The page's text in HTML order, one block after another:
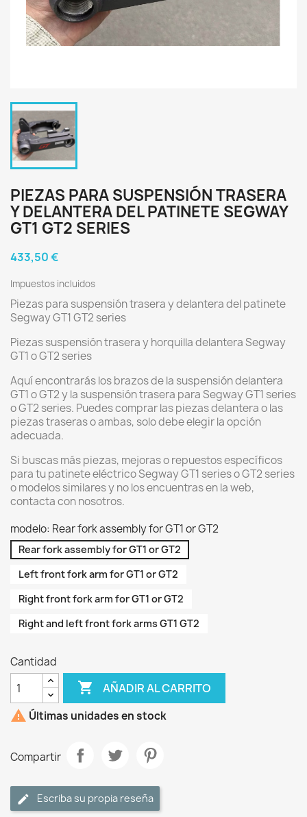
PIEZAS PARA SUSPENSIÓN TRASERA
Y DELANTERA DEL PATINETE SEGWAY
GT1 GT2 SERIES
433,50 €
Impuestos incluidos
Piezas para suspensión trasera y delantera del patinete
Segway GT1 GT2 series
Piezas suspensión trasera y horquilla delantera Segway
GT1 o GT2 series
Aquí encontrarás los brazos de la suspensión delantera
GT1 o GT2 y la suspensión trasera para Segway GT1 series
o GT2 series. Puedes comprar las piezas delantera o las
piezas traseras o ambas, solo debe elegir la opción
adecuada.
Si buscas más piezas, mejoras o repuestos específicos
para tu patinete eléctrico Segway GT1 series o GT2 series
o modelos similares y no los encuentras en la web,
contacta con nosotros.
modelo: Rear fork assembly for GT1 or GT2
Rear fork assembly for GT1 or GT2
Left front fork arm for GT1 or GT2
Right front fork arm for GT1 or GT2
Right and left front fork arms GT1 GT2
Cantidad
 AÑADIR AL CARRITO
 Últimas unidades en stock
Compartir
Escriba su propia reseña